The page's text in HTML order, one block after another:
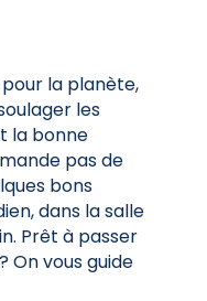
pour la planète,
les
la bonne
pas de
bons
dans la salle
Prêt à passer
On vous guide